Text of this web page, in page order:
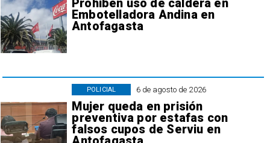
Prohiben uso de caldera en
Embotelladora Andina en
Antofagasta
6 de agosto de 2026
Mujer queda en prisión
preventiva por estafas con
falsos cupos de Serviu en
POLICIAL